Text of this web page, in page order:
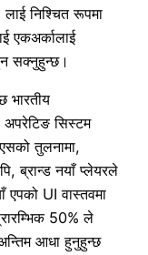
निश्चित रूपमा
एकअर्कालाई
सक्नुहुन्छ।
भारतीय
सिस्टम
तुलनामा,
ब्रान्ड नयाँ प्लेयरले
UI वास्तवमा
50% ले
आधा हुनुहुन्छ